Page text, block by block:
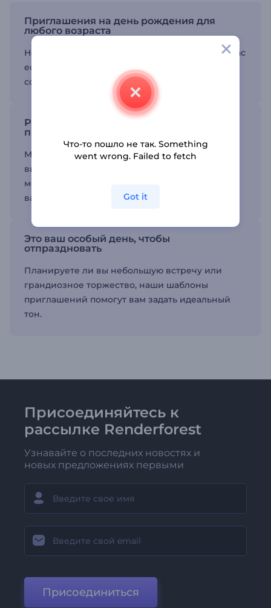
Приглашения на день рождения для
любого возраста
Не важно, исполняется ли вам год или сто, у нас
есть идеальные видео-приглашения,
соответствующие вашему возрасту.
Разнообразие готовых видеороликов-
приглашений
Мы предлагаем широкий выбор готовых
видеороликов-приглашений, которые вы
можете персонализировать в соответствии с
вашими личными предпочтениями.
Это ваш особый день, чтобы
отпраздновать
Планируете ли вы небольшую встречу или
грандиозное торжество, наши шаблоны
приглашений помогут вам задать идеальный
тон.
Присоединяйтесь к
рассылке Renderforest
Узнавайте о последних новостях и
новых предложениях первыми
Присоединиться
Что-то пошло не так. Something
went wrong. Failed to fetch
Got it